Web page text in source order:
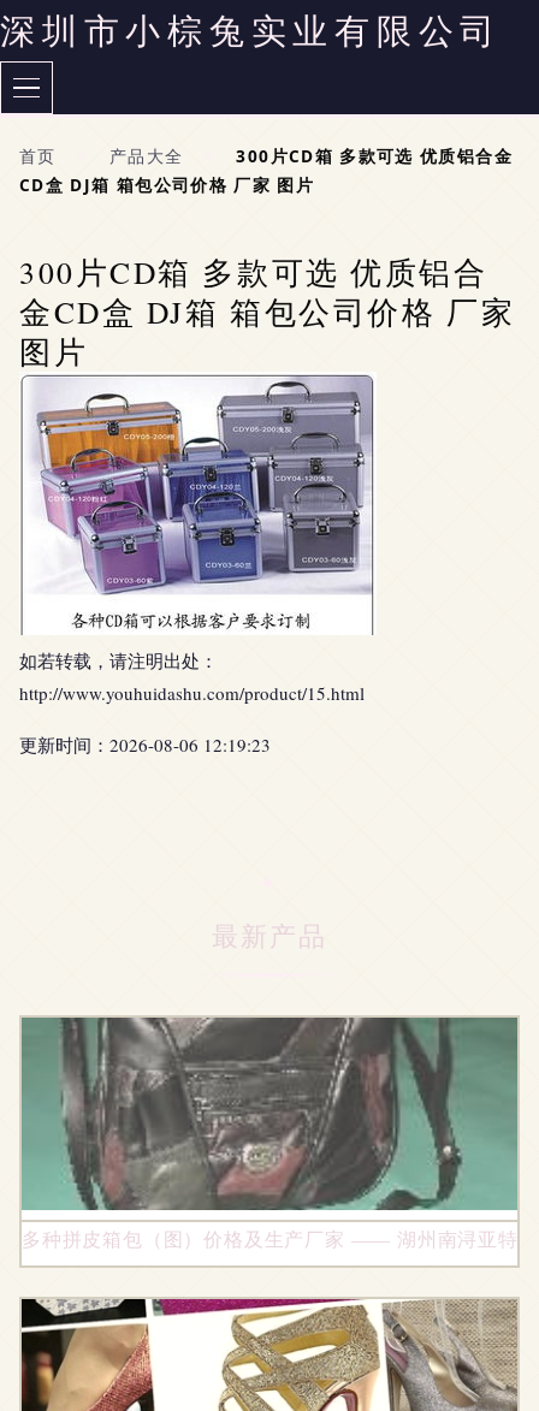
深圳市小棕兔实业有限公司
首页 产品大全
300片CD箱 多款可选 优质铝合金
CD盒 DJ箱 箱包公司价格 厂家 图片
300片CD箱 多款可选 优质铝合
金CD盒 DJ箱 箱包公司价格 厂家
图片
如若转载，请注明出处：
http://www.youhuidashu.com/product/15.html
更新时间：2026-08-06 12:19:23
最新产品
多种拼皮箱包（图）价格及生产厂家 —— 湖州南浔亚特